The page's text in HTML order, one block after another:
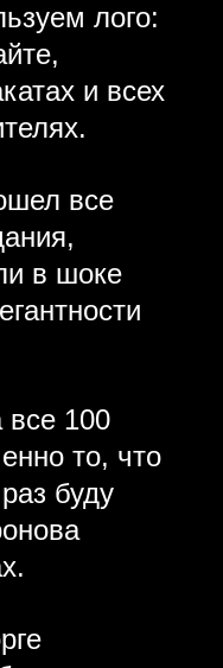
лого:
и всех
все
в шоке
все 100
то, что
буду